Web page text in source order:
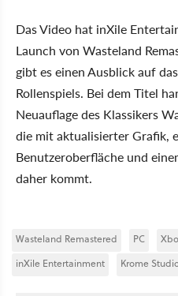
Das Video hat inXile
Launch von Wasteland
gibt es einen Ausblick auf
Rollenspiels. Bei dem Titel
Neuauflage des Klassikers
die mit aktualisierter Grafik,
Benutzeroberfläche und
daher kommt.
Wasteland Remastered PC
inXile Entertainment
Krome